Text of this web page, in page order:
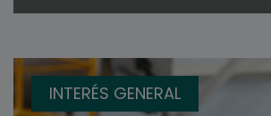
INTERÉS GENERAL